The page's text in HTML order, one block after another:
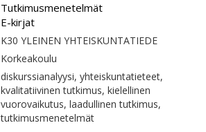
Tutkimusmenetelmät
E-kirjat
K30 YLEINEN YHTEISKUNTATIEDE
Korkeakoulu
diskurssianalyysi, yhteiskuntatieteet,
kvalitatiivinen tutkimus, kielellinen
vuorovaikutus, laadullinen tutkimus,
tutkimusmenetelmät